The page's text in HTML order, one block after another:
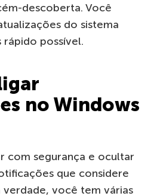
descoberta. Você
do sistema
possível.
no Windows
com segurança e ocultar
que considere
verdade, você tem várias